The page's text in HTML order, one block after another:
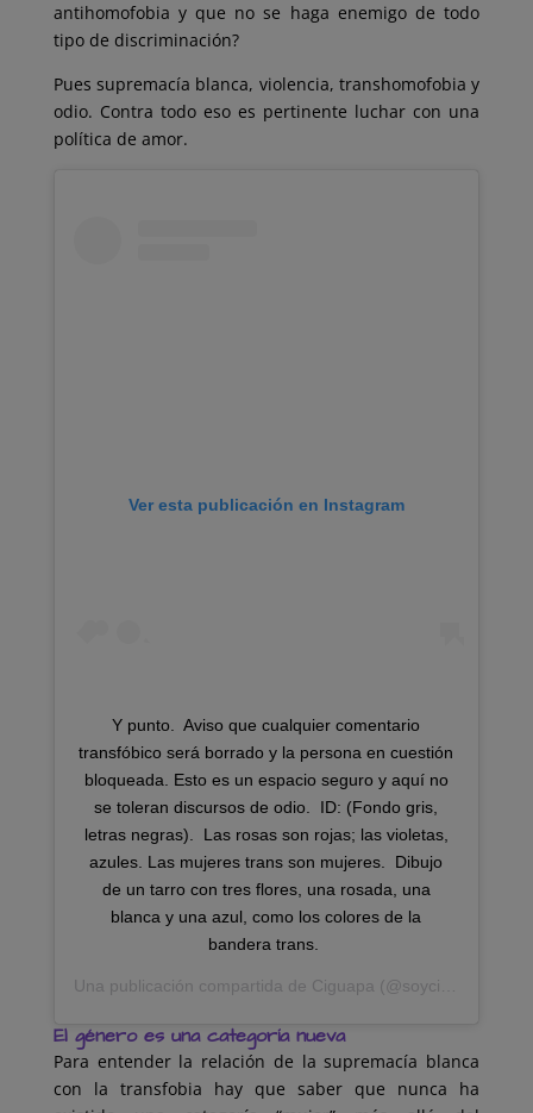
antihomofobia y que no se haga enemigo de todo
tipo de discriminación?
Pues supremacía blanca, violencia, transhomofobia y
odio. Contra todo eso es pertinente luchar con una
política de amor.
Ver esta publicación en Instagram
Y punto.⁣ ⁣ Aviso que cualquier comentario
transfóbico será borrado y la persona en cuestión
bloqueada. Esto es un espacio seguro y aquí no
se toleran discursos de odio.⁣ ⁣ ID: (Fondo gris,
letras negras).⁣ ⁣ Las rosas son rojas; las violetas,
azules. Las mujeres trans son mujeres.⁣ ⁣ Dibujo
de un tarro con tres flores, una rosada, una
blanca y una azul, como los colores de la
bandera trans. ⁣
Una publicación compartida de Ciguapa (@soyciguapa) el
El género es una categoría nueva
Para entender la relación de la supremacía blanca
con la transfobia hay que saber que nunca ha